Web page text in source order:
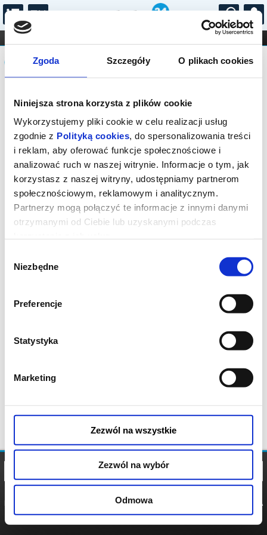
Zgoda Szczegóły O plikach cookies
Niniejsza strona korzysta z plików cookie
Wykorzystujemy pliki cookie w celu realizacji usług
zgodnie z Polityką cookies, do spersonalizowania treści
i reklam, aby oferować funkcje społecznościowe i
analizować ruch w naszej witrynie. Informacje o tym, jak
korzystasz z naszej witryny, udostępniamy partnerom
społecznościowym, reklamowym i analitycznym.
Partnerzy mogą połączyć te informacje z innymi danymi
otrzymanymi od Ciebie lub uzyskanymi podczas
zgody
Niezbędne
Preferencje
Statystyka
Marketing
Zezwól na wszystkie
Zezwól na wybór
Odmowa
...
FILHARMONIA OPERA I BALET
STAND-UP
DLA DZIECI
Komunikat
Sprzedaż biletów on-line na wydarzenie
została zakończona.
POLITYKA
POLITYKA